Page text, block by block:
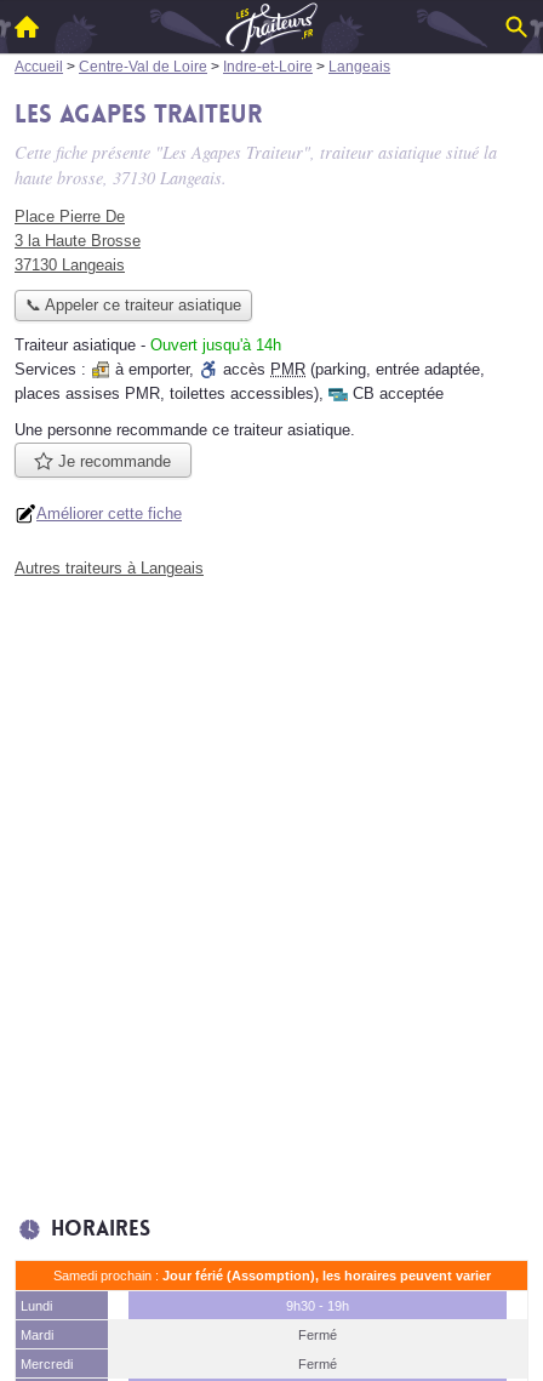
Accueil > Centre-Val de Loire > Indre-et-Loire > Langeais
Les Agapes Traiteur
Cette fiche présente "Les Agapes Traiteur", traiteur asiatique situé la
haute brosse, 37130 Langeais.
Place Pierre De
3 la Haute Brosse
37130 Langeais
📞 Appeler ce traiteur asiatique
Traiteur asiatique - Ouvert jusqu'à 14h
Services :
à emporter, accès PMR (parking, entrée adaptée,
places assises PMR, toilettes accessibles),
CB acceptée
Une personne recommande ce traiteur asiatique.
Je recommande
Améliorer cette fiche
Autres traiteurs à Langeais
Horaires
Samedi prochain : Jour férié (Assomption), les horaires peuvent varier
Lundi
9h30 - 19h
Mardi
Fermé
Mercredi
Fermé